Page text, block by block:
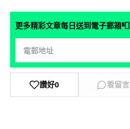
更多精彩文章每日送到電子郵箱📮
讚好0 看留言